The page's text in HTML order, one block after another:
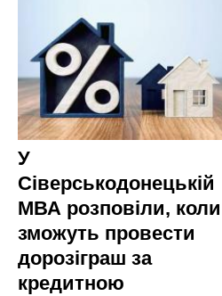
У
Сіверськодонецькій
МВА розповіли, коли
зможуть провести
дорозіграш за
кредитною